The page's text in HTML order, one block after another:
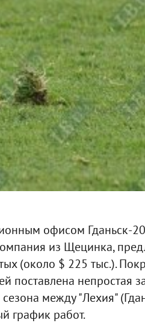
офисом Гданьск-
из Щецинка,
(около $ 225 тыс.).
поставлена непростая
между "Лехия"
график работ.